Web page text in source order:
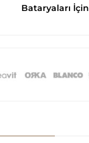
Bataryaları İçin